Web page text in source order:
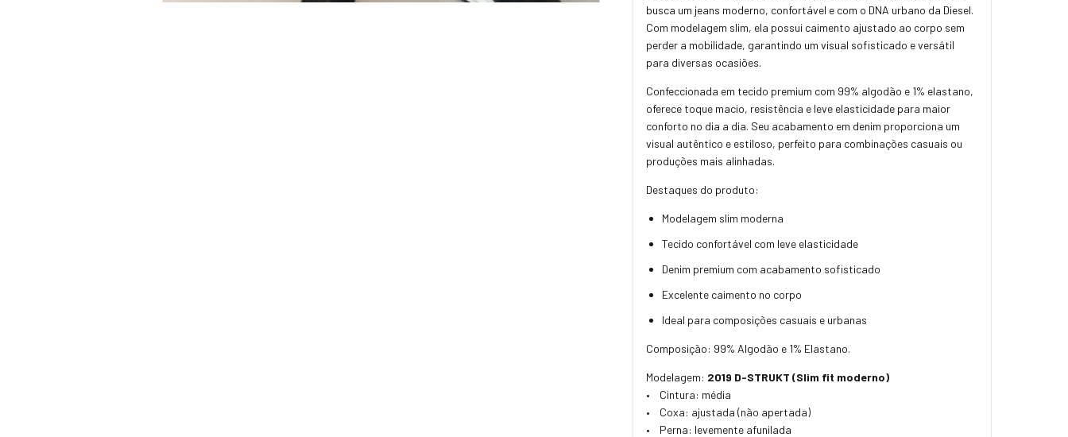
busca um jeans moderno, confortável e com o DNA urbano da Diesel.
Com modelagem slim, ela possui caimento ajustado ao corpo sem
perder a mobilidade, garantindo um visual sofisticado e versátil
para diversas ocasiões.
Confeccionada em tecido premium com 99% algodão e 1% elastano,
oferece toque macio, resistência e leve elasticidade para maior
conforto no dia a dia. Seu acabamento em denim proporciona um
visual autêntico e estiloso, perfeito para combinações casuais ou
produções mais alinhadas.
Destaques do produto:
Modelagem slim moderna
Tecido confortável com leve elasticidade
Denim premium com acabamento sofisticado
Excelente caimento no corpo
Ideal para composições casuais e urbanas
Composição: 99% Algodão e 1% Elastano.
Modelagem: 2019 D-STRUKT (Slim fit moderno)
• Cintura: média
• Coxa: ajustada (não apertada)
• Perna: levemente afunilada